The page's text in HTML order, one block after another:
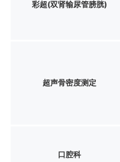
彩超(双肾输尿管膀胱)
超声骨密度测定
口腔科